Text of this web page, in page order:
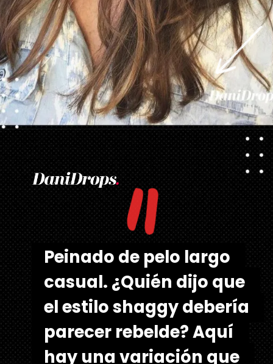
Abriendo... "
Peinado de pelo largo
casual. ¿Quién dijo que
el estilo shaggy debería
parecer rebelde? Aquí
hay una variación que
Peinado de pelo largo
casual. ¿Quién dijo que
el estilo shaggy debería
parecer rebelde? Aquí
hay una variación que